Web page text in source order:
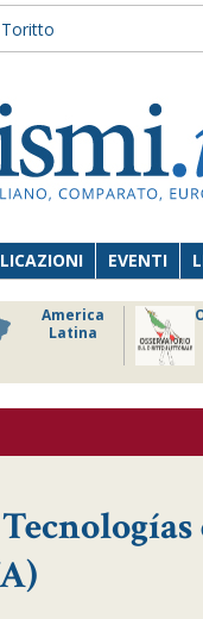
EVENTI
America
Latina